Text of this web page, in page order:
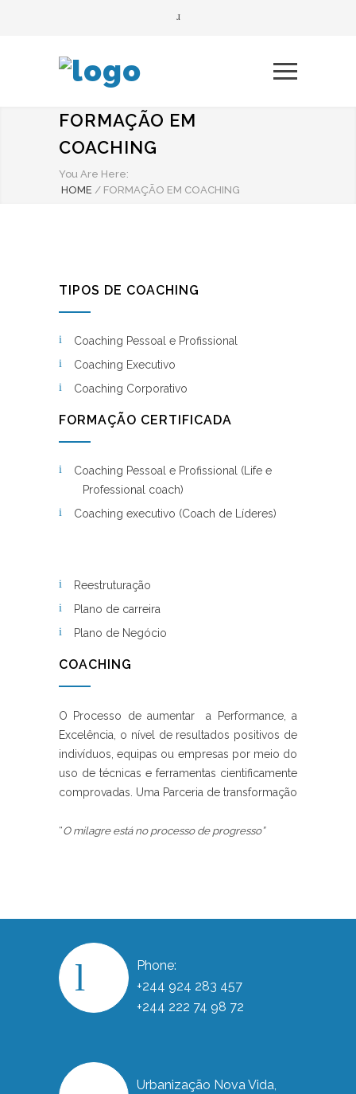
FORMAÇÃO EM
COACHING
You Are Here:
HOME / FORMAÇÃO EM COACHING
TIPOS DE COACHING
Coaching Pessoal e Profissional
Coaching Executivo
Coaching Corporativo
FORMAÇÃO CERTIFICADA
Coaching Pessoal e Profissional (Life e
Professional coach)
Coaching executivo (Coach de Líderes)
Reestruturação
Plano de carreira
Plano de Negócio
COACHING
O Processo de aumentar a Performance, a
Excelência, o nível de resultados positivos de
indivíduos, equipas ou empresas por meio do
uso de técnicas e ferramentas cientificamente
comprovadas. Uma Parceria de transformação
“O milagre está no processo de progresso”
Phone:
+244 924 283 457
+244 222 74 98 72
Urbanização Nova Vida,